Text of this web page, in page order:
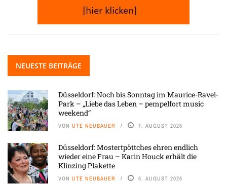
NEUESTE BEITRÄGE
Düsseldorf: Noch bis Sonntag im Maurice-Ravel-
Park – „Liebe das Leben – pempelfort music
weekend“
VON UTE NEUBAUER 7. AUGUST 2026
Düsseldorf: Mostertpöttches ehren endlich
wieder eine Frau – Karin Houck erhält die
Klinzing Plakette
VON UTE NEUBAUER 6. AUGUST 2026